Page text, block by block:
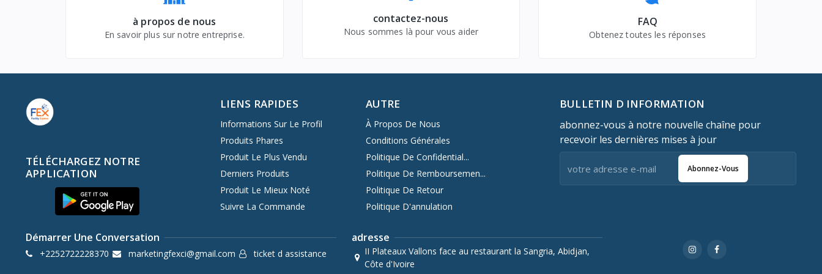
à propos de nous
En savoir plus sur notre entreprise.
contactez-nous
Nous sommes là pour vous aider
FAQ
Obtenez toutes les réponses
TÉLÉCHARGEZ NOTRE
APPLICATION
LIENS RAPIDES
Informations Sur Le Profil
Produits Phares
Produit Le Plus Vendu
Derniers Produits
Produit Le Mieux Noté
Suivre La Commande
AUTRE
À Propos De Nous
Conditions Générales
Politique De Confidential...
Politique De Remboursemen...
Politique De Retour
Politique D'annulation
BULLETIN D INFORMATION
abonnez-vous à notre nouvelle chaîne pour
recevoir les dernières mises à jour
Abonnez-Vous
Démarrer Une Conversation
+2252722228370 marketingfexci@gmail.com ticket d assistance
adresse
II Plateaux Vallons face au restaurant la Sangria, Abidjan,
Côte d'Ivoire